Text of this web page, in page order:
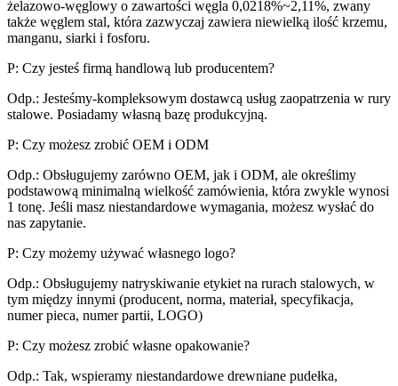
żelazowo-węglowy o zawartości węgla 0,0218%~2,11%, zwany
także węglem stal, która zazwyczaj zawiera niewielką ilość krzemu,
manganu, siarki i fosforu.
P: Czy jesteś firmą handlową lub producentem?
Odp.: Jesteśmy-kompleksowym dostawcą usług zaopatrzenia w rury
stalowe. Posiadamy własną bazę produkcyjną.
P: Czy możesz zrobić OEM i ODM
Odp.: Obsługujemy zarówno OEM, jak i ODM, ale określimy
podstawową minimalną wielkość zamówienia, która zwykle wynosi
1 tonę. Jeśli masz niestandardowe wymagania, możesz wysłać do
nas zapytanie.
P: Czy możemy używać własnego logo?
Odp.: Obsługujemy natryskiwanie etykiet na rurach stalowych, w
tym między innymi (producent, norma, materiał, specyfikacja,
numer pieca, numer partii, LOGO)
P: Czy możesz zrobić własne opakowanie?
Odp.: Tak, wspieramy niestandardowe drewniane pudełka,